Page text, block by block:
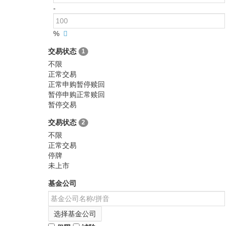
-
%
交易状态 1
不限
正常交易
正常申购暂停赎回
暂停申购正常赎回
暂停交易
交易状态 2
不限
正常交易
停牌
未上市
基金公司
选择基金公司